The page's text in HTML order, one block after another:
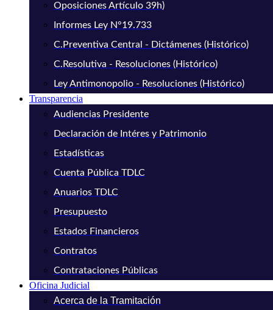
Oposiciones Artículo 39h)
Informes Ley N°19.733
C.Preventiva Central - Dictámenes (Histórico)
C.Resolutiva - Resoluciones (Histórico)
Ley Antimonopolio - Resoluciones (Histórico)
Transparencia
Audiencias Presidente
Declaración de Intéres y Patrimonio
Estadísticas
Cuenta Pública TDLC
Anuarios TDLC
Presupuesto
Estados Financieros
Contratos
Contrataciones Públicas
Oficina Judicial
Acerca de la Tramitación